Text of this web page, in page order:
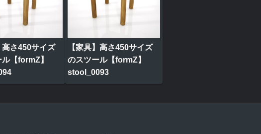
高さ450サイズ
【formZ】
【家具】高さ450サイズ
のスツール【formZ】
stool_0093